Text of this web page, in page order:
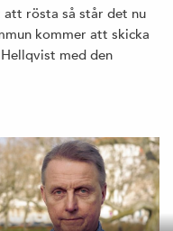
rösta så står det nu
kommer att skicka
med den